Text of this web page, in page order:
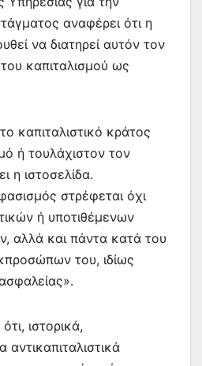
αναφέρει ότι η
να διατηρεί αυτόν τον
καπιταλισμού ως
καπιταλιστικό κράτος
ή τουλάχιστον τον
η ιστοσελίδα.
στρέφεται όχι
ή υποτιθέμενων
αλλά και πάντα κατά του
του, ιδίως
ιστορικά,
αντικαπιταλιστικά